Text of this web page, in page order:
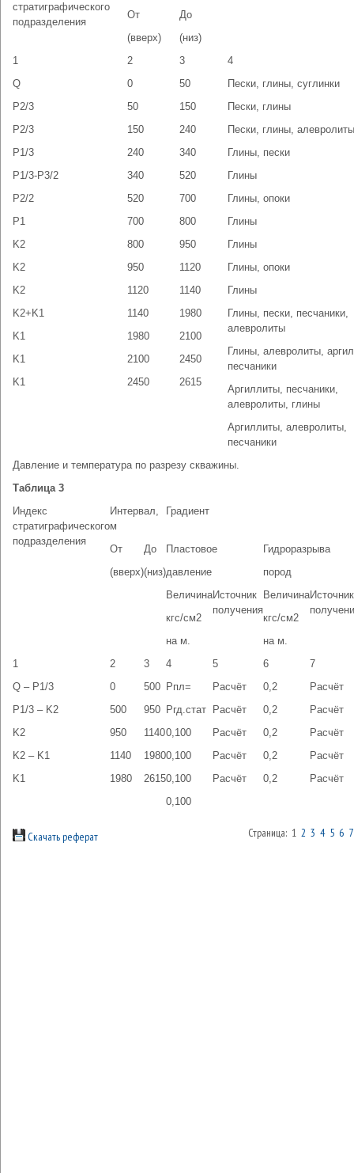
стратиграфического
подразделения
От
(вверх)
До
(низ)
1
2 3
4
Q
P2/3
P2/3
P1/3
P1/3-P3/2
P2/2
P1
K2
K2
K2
K2+K1
K1
K1
K1
0
50
150
240
340
520
700
800
950
1120
1140
1980
2100
2450
50
150
240
340
520
700
800
950
1120
1140
1980
2100
2450
2615
Пески, глины, суглинки
Пески, глины
Пески, глины, алевролиты
Глины, пески
Глины
Глины, опоки
Глины
Глины
Глины, опоки
Глины
Глины, пески, песчаники,
алевролиты
Глины, алевролиты,
песчаники
Аргиллиты, песчаники,
алевролиты, глины
Аргиллиты, алевролиты,
песчаники
Давление и температура по разрезу скважины.
Таблица 3
Индекс
стратиграфического
подразделения
Интервал,
м
Градиент
От
(вверх)
До
(низ)
Пластовое
давление
Гидроразрыва
пород
Величина
кгс/см2
на м.
Источник
получения
Величина
кгс/см2
на м.
Источник
1 2 3 4 5 6
7
Q – P1/3
P1/3 – K2
K2
K2 – K1
K1
0
500
950
1140
1980
500
950
1140
1980
2615
Рпл=
Ргд.стат
0,100
0,100
0,100
0,100
Расчёт
Расчёт
Расчёт
Расчёт
Расчёт
0,2
0,2
0,2
0,2
0,2
Расчёт
Расчёт
Расчёт
Расчёт
Расчёт
Скачать реферат Страница: 1 2 3 4 5 6 7